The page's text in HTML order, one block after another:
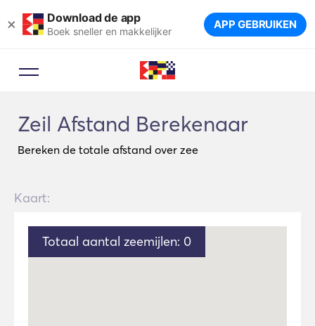
× Download de app
Boek sneller en makkelijker APP GEBRUIKEN
Zeil Afstand Berekenaar
Bereken de totale afstand over zee
Kaart:
Totaal aantal zeemijlen: 0